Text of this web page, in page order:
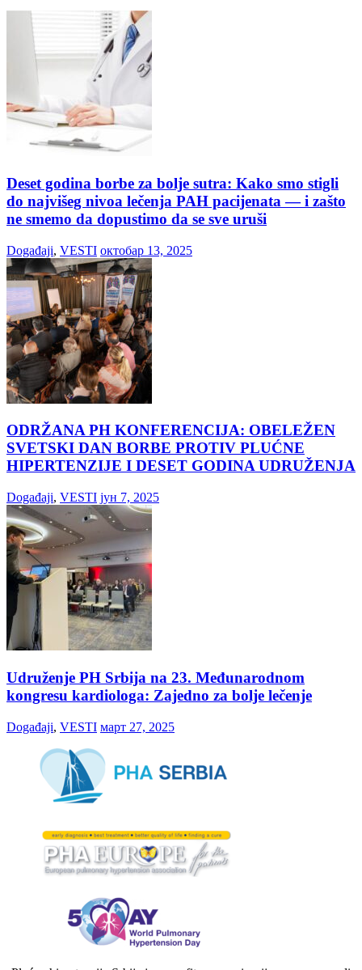
Deset godina borbe za bolje sutra: Kako smo stigli
do najvišeg nivoa lečenja PAH pacijenata — i zašto
ne smemo da dopustimo da se sve uruši
Događaji, VESTI октобар 13, 2025
ODRŽANA PH KONFERENCIJA: OBELEŽEN
SVETSKI DAN BORBE PROTIV PLUĆNE
HIPERTENZIJE I DESET GODINA UDRUŽENJA
Događaji, VESTI јун 7, 2025
Udruženje PH Srbija na 23. Međunarodnom
kongresu kardiologa: Zajedno za bolje lečenje
Događaji, VESTI март 27, 2025